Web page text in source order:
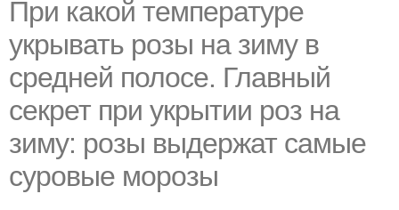
При какой температуре
укрывать розы на зиму в
средней полосе. Главный
секрет при укрытии роз на
зиму: розы выдержат самые
суровые морозы